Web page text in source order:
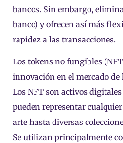
bancos. Sin embargo,
banco) y ofrecen así más
rapidez a las transacciones.
Los tokens no fungibles
innovación en el mercado de
Los NFT son activos
pueden representar cualquier
arte hasta diversas
Se utilizan principalmente